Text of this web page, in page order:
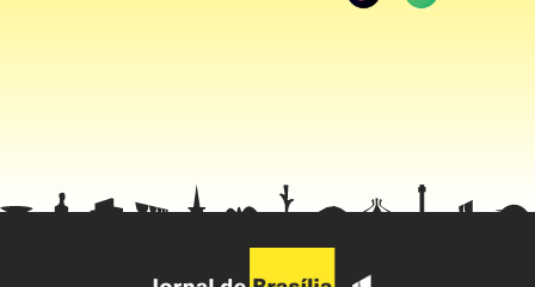
Para Etchegoyen, isso garantiu ao Brasil a retomada do
consumo doméstico aos níveis de 2007. Anteriores,